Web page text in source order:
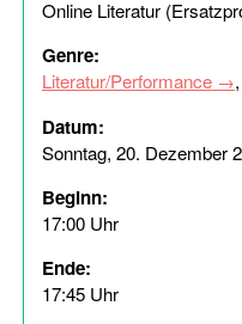
Online Literatur
Genre:
Literatur/Performance ,
Datum:
Sonntag, 20. Dezember
Beginn:
17:00 Uhr
Ende:
17:45 Uhr